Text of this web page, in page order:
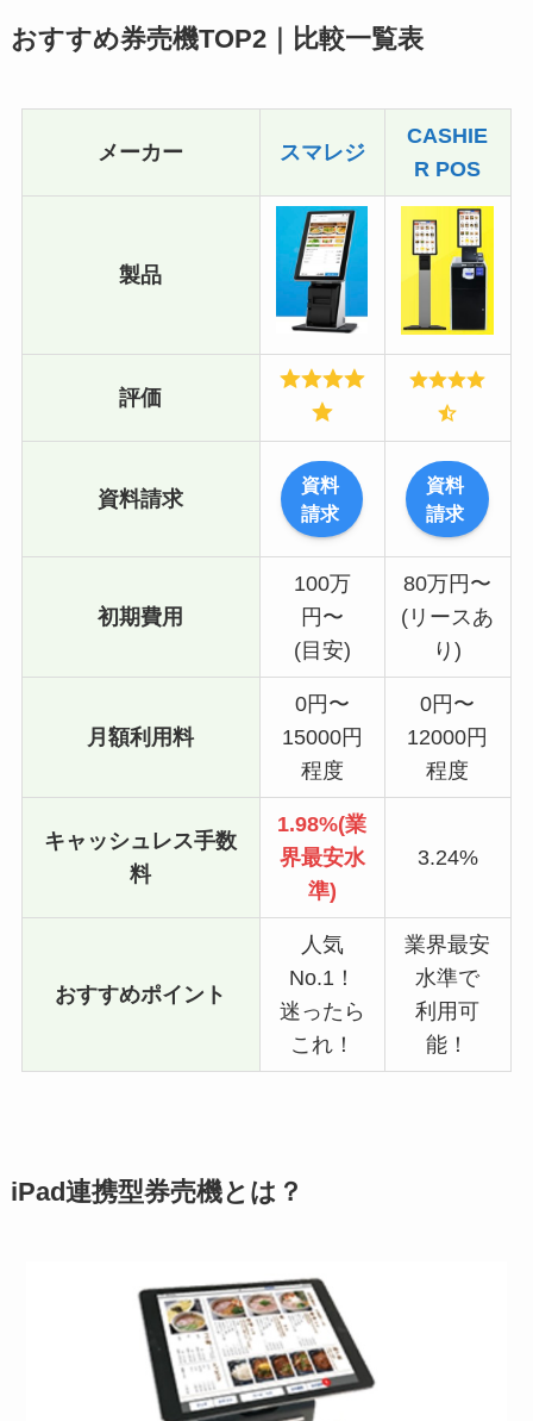
おすすめ券売機TOP2｜比較一覧表
メーカー スマレジ
CASHIE
R POS
製品
評価
資料請求
資料
請求
資料
請求
初期費用
100万
円〜
(目安)
80万円〜
(リースあ
り)
月額利用料
0円〜
15000円
程度
0円〜
12000円
程度
キャッシュレス手数
料
1.98%(業
界最安水
準)
3.24%
おすすめポイント
人気
No.1！
迷ったら
これ！
業界最安
水準で
利用可
能！
iPad連携型券売機とは？